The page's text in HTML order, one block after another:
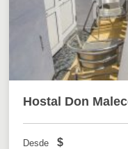
Hostal Don
Desde $